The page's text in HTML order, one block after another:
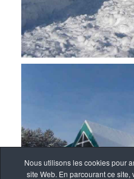
Nous utilisons les cookies pour
site Web. En parcourant ce